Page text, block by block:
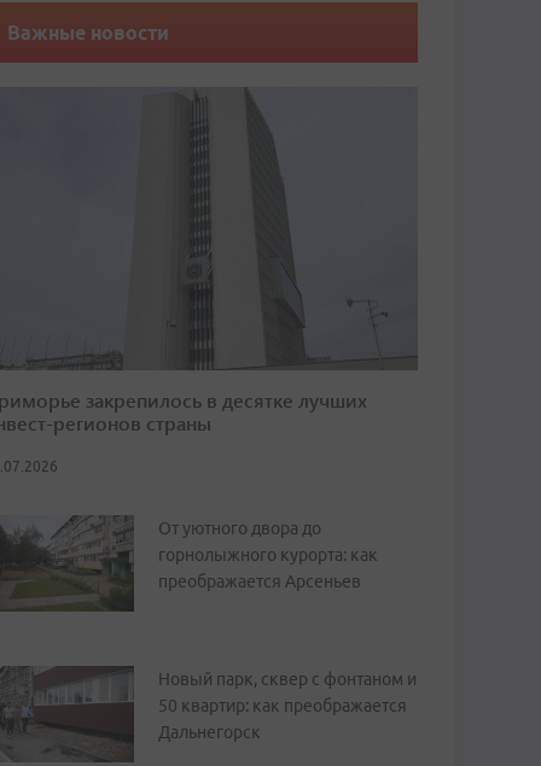
Важные новости
закрепилось в десятке лучших
регионов страны
От уютного двора до
горнолыжного курорта: как
преображается Арсеньев
Новый парк, сквер с фонтаном и
50 квартир: как преображается
Дальнегорск